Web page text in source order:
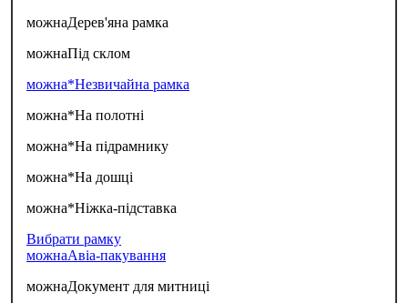
можнаДерев'яна рамка
можнаПід склом
можна*Незвичайна рамка
можна*На полотні
можна*На підрамнику
можна*На дошці
можна*Ніжка-підставка
Вибрати рамку
можнаАвіа-пакування
можнаДокумент для митниці